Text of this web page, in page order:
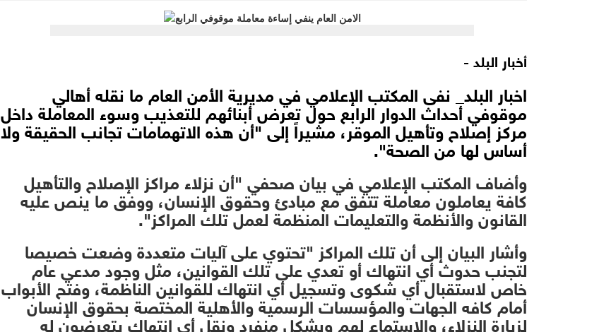
أخبار البلد -
اخبار البلد_ نفى المكتب الإعلامي في مديرية الأمن العام ما نقله أهالي
موقوفي أحداث الدوار الرابع حول تعرض أبنائهم للتعذيب وسوء المعاملة داخل
مركز إصلاح وتأهيل الموقر، مشيراً إلى "أن هذه الاتهمامات تجانب الحقيقة ولا
أساس لها من الصحة".
وأضاف المكتب الإعلامي في بيان صحفي "أن نزلاء مراكز الإصلاح والتأهيل
كافة يعاملون معاملة تتفق مع مبادئ وحقوق الإنسان، ووفق ما ينص عليه
القانون والأنظمة والتعليمات المنظمة لعمل تلك المراكز".
وأشار البيان إلى أن تلك المراكز "تحتوي على آليات متعددة وضعت خصيصا
لتجنب حدوث أي انتهاك أو تعدي على تلك القوانين، مثل وجود مدعي عام
خاص لاستقبال أي شكوى وتسجيل أي انتهاك للقوانين الناظمة، وفتح الأبواب
أمام كافه الجهات والمؤسسات الرسمية والأهلية المختصة بحقوق الإنسان
لزيارة النزلاء، والاستماع لهم وبشكل منفرد ونقل أي انتهاك يتعرضون له